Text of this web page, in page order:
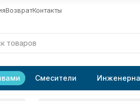
ВозвратКонтакты
Смесители